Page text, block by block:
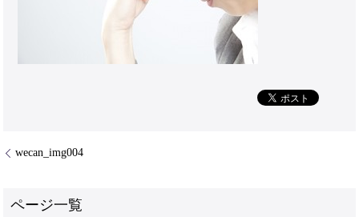
wecan_img004